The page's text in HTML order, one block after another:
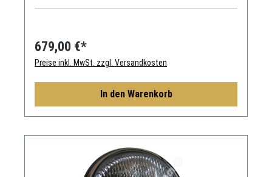
679,00 €*
Preise inkl. MwSt. zzgl. Versandkosten
In den Warenkorb